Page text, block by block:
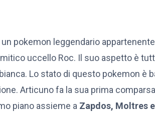
un pokemon leggendario
uccello Roc. Il suo aspetto è
Lo stato di questo pokemon è
Articuno fa la sua prima
piano assieme a Zapdos, Moltres